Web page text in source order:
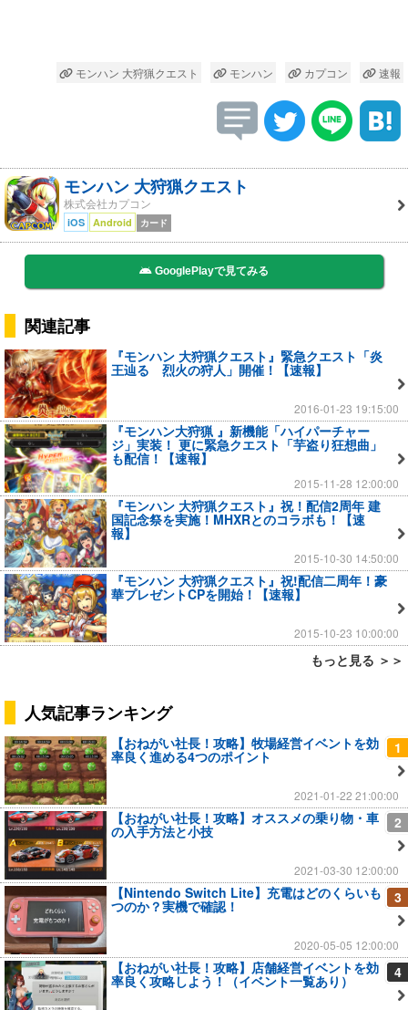
モンハン 大狩猟クエスト モンハン カプコン 速報
モンハン 大狩猟クエスト
株式会社カプコン
iOS Android カード
GooglePlayで見てみる
関連記事
『モンハン 大狩猟クエスト』緊急クエスト「炎
王辿る 烈火の狩人」開催！【速報】
2016-01-23 19:15:00
『モンハン大狩猟 』新機能「ハイパーチャー
ジ」実装！ 更に緊急クエスト「芋盗り狂想曲」
も配信！【速報】
2015-11-28 12:00:00
『モンハン 大狩猟クエスト』祝！配信2周年 建
国記念祭を実施！MHXRとのコラボも！【速
報】
2015-10-30 14:50:00
『モンハン 大狩猟クエスト』祝!配信二周年！豪
華プレゼントCPを開始！【速報】
2015-10-23 10:00:00
もっと見る ＞＞
人気記事ランキング
1
【おねがい社長！攻略】牧場経営イベントを効
率良く進める4つのポイント
2021-01-22 21:00:00
2
【おねがい社長！攻略】オススメの乗り物・車
の入手方法と小技
2021-03-30 12:00:00
3
【Nintendo Switch Lite】充電はどのくらいも
つのか？実機で確認！
2020-05-05 12:00:00
4
【おねがい社長！攻略】店舗経営イベントを効
率良く攻略しよう！（イベント一覧あり）